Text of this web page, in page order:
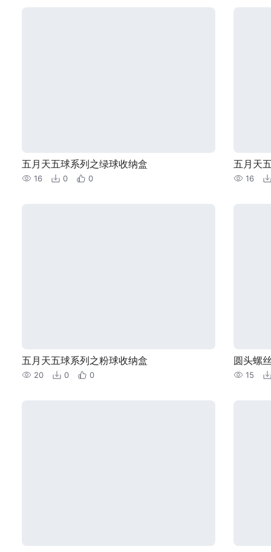
五月天五球系列之绿球收纳盒
16 0 0
五月天
16
五月天五球系列之粉球收纳盒
20 0 0
圆头螺
15